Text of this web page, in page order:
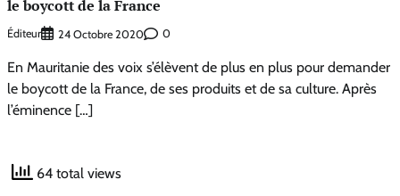
le boycott de la France
Éditeur 24 Octobre 2020 0
En Mauritanie des voix s’élèvent de plus en plus pour demander
le boycott de la France, de ses produits et de sa culture. Après
l’éminence […]
64 total views